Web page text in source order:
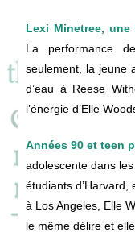
Lexi Minetree,
La performance
seulement, la jeune
d’eau à Reese
l’énergie d’Elle
Années 90 et teen
adolescente dans
étudiants
à Los Angeles, Elle
le même délire et